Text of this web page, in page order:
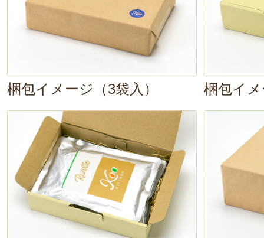
リ！食卓を彩ってくれる一品です。
梱包イメージ（3袋入） 梱包イ